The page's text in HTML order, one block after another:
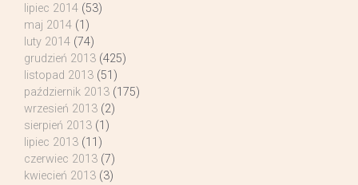
lipiec 2014 (53)
maj 2014 (1)
luty 2014 (74)
grudzień 2013 (425)
listopad 2013 (51)
październik 2013 (175)
wrzesień 2013 (2)
sierpień 2013 (1)
lipiec 2013 (11)
czerwiec 2013 (7)
kwiecień 2013 (3)